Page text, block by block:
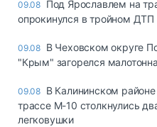
09.08 Под Ярославлем на
опрокинулся в тройном
09.08 В Чеховском округе
"Крым" загорелся
09.08 В Калининском
трассе М-10 столкнулись
легковушки